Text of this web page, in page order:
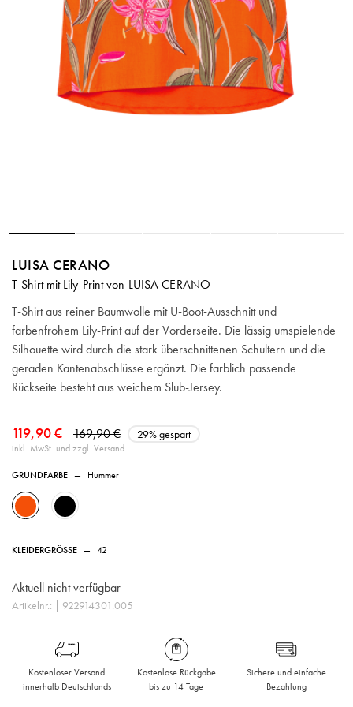
LUISA CERANO
T-Shirt mit Lily-Print von LUISA CERANO
T-Shirt aus reiner Baumwolle mit U-Boot-Ausschnitt und
farbenfrohem Lily-Print auf der Vorderseite. Die lässig umspielende
Silhouette wird durch die stark überschnittenen Schultern und die
geraden Kantenabschlüsse ergänzt. Die farblich passende
Rückseite besteht aus weichem Slub-Jersey.
119,90 € 169,90 € 29% gespart
inkl. MwSt. und zzgl. Versand
GRUNDFARBE — Hummer
KLEIDERGRÖSSE — 42
Aktuell nicht verfügbar
Artikelnr.: | 922914301.005
Kostenloser Versand
innerhalb Deutschlands
Kostenlose Rückgabe
bis zu 14 Tage
Sichere und einfache
Bezahlung